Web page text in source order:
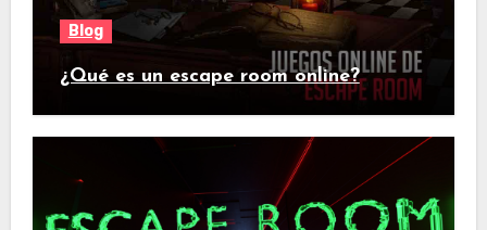
Blog
¿Qué es un escape room online?